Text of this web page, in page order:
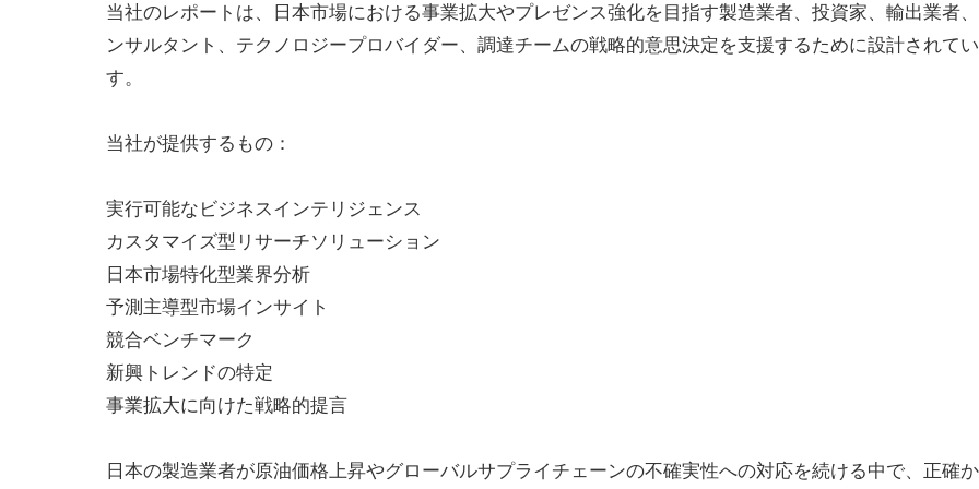
当社のレポートは、日本市場における事業拡大やプレゼンス強化を目指す製造業者、投資家、輸出業者
ンサルタント、テクノロジープロバイダー、調達チームの戦略的意思決定を支援するために設計されてい
す。
当社が提供するもの：
実行可能なビジネスインテリジェンス
カスタマイズ型リサーチソリューション
日本市場特化型業界分析
予測主導型市場インサイト
競合ベンチマーク
新興トレンドの特定
事業拡大に向けた戦略的提言
日本の製造業者が原油価格上昇やグローバルサプライチェーンの不確実性への対応を続ける中で、正確